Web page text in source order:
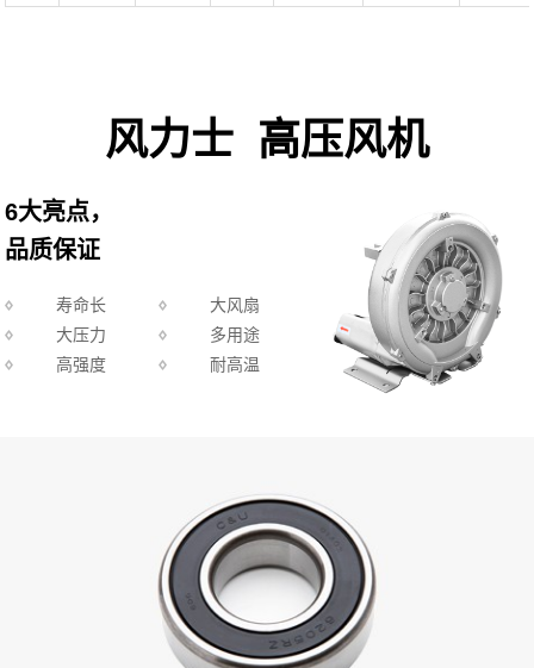
风力士 高压风机
6大亮点，
品质保证
寿命长
大压力
高强度
大风扇
多用途
耐高温